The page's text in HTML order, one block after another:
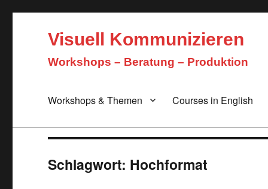
Visuell Kommunizieren
Workshops – Beratung – Produktion
Workshops & Themen Courses in English
Schlagwort: Hochformat